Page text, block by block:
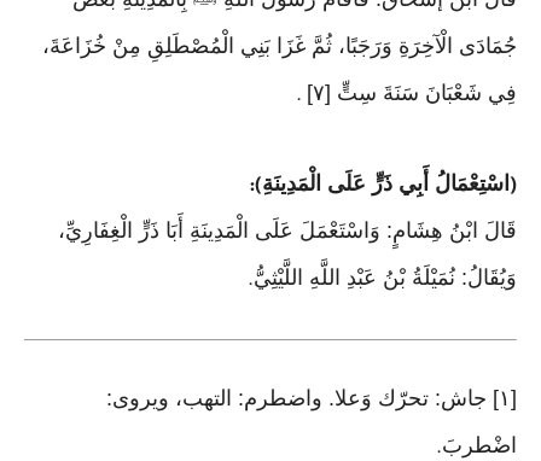
جُمَادَى الْآخِرَةِ وَرَجَبًا، ثُمَّ غَزَا بَنِي الْمُصْطَلِقِ مِنْ خُزَاعَةَ،
فِي شَعْبَانَ سَنَةَ سِتٍّ [٧]
.
( اسْتِعْمَالُ أَبِي ذَرٍّ عَلَى الْمَدِينَةِ):
قَالَ ابْنُ هِشَامٍ: وَاسْتَعْمَلَ عَلَى الْمَدِينَةِ أَبَا ذَرٍّ الْغِفَارِيِّ،
وَيُقَالُ: نُمَيْلَةُ بْنُ عَبْدِ اللَّهِ اللَّيْثِيُّ.
[١] جاش: تحرّك وَعلا. واضطرم: التهب، ويروى:
اضْطربَ.